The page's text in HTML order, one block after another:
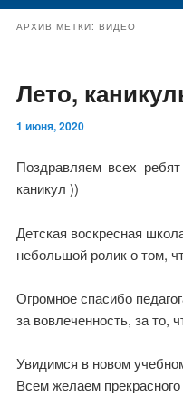
содержимому
содержимому
АРХИВ МЕТКИ: ВИДЕО
Лето,
1 июня, 2020
Поздравляем всех
каникул ))
Детская воскресная
небольшой ролик о том,
Огромное спасибо
за вовлеченность, за то,
Увидимся в новом
Всем желаем прекрасного